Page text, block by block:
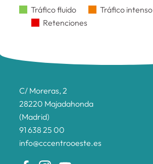
Tráfico fluido
Tráfico intenso
Retenciones
C/ Moreras, 2
28220 Majadahonda
(Madrid)
91 638 25 00
info@cccentrooeste.es